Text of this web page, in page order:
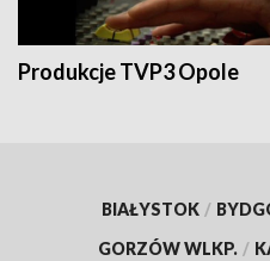
Produkcje TVP3 Opole
BIAŁYSTOK /
GORZÓW WLKP. /